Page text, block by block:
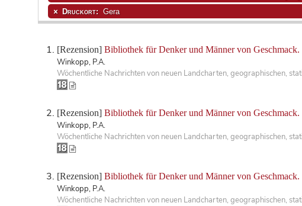
[Rezension] Bibliothek für Denker und Männer von Geschmack.
Winkopp, P.A.
Wöchentliche Nachrichten von neuen Landcharten, geographischen,
[Rezension] Bibliothek für Denker und Männer von Geschmack.
Winkopp, P.A.
Wöchentliche Nachrichten von neuen Landcharten, geographischen,
[Rezension] Bibliothek für Denker und Männer von Geschmack.
Winkopp, P.A.
Wöchentliche Nachrichten von neuen Landcharten, geographischen,
Druckort: Gera